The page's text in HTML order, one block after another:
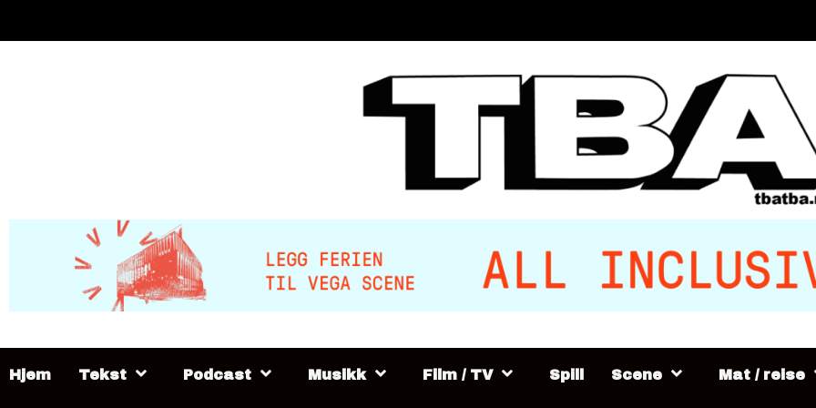
to
Hjem Tekst Podcast Musikk Film / TV Spill Scene Mat / reise